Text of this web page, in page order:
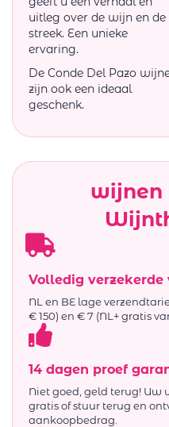
uitleg over de wijn en de
streek. Een unieke
ervaring.
De Conde Del Pazo
zijn ook een ideaal
geschenk.
wijnen
Volledig verzekerde
NL en BE lage
€ 150) en € 7 (NL+ gratis
14 dagen proef
Niet goed, geld terug! Uw
gratis of stuur terug en
aankoopbedrag.